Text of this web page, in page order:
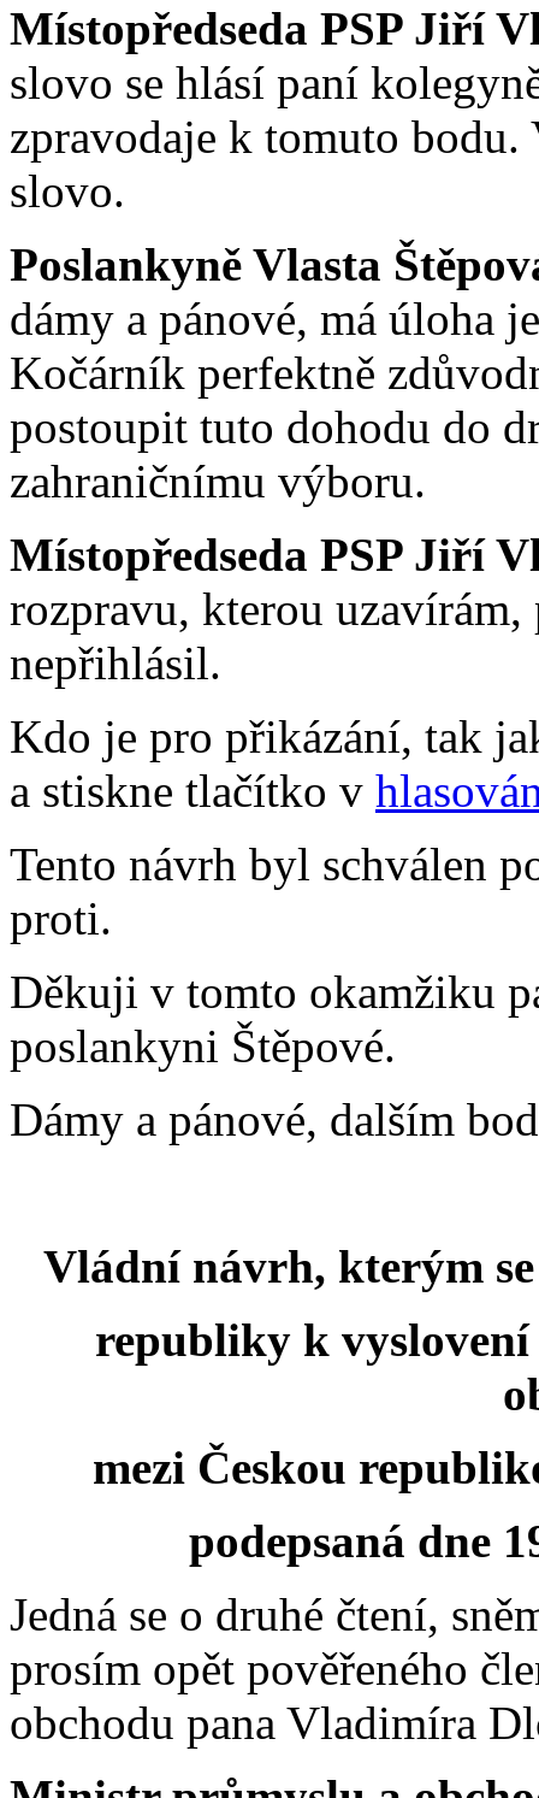
Místopředseda PSP Jiří
slovo se hlásí paní
zpravodaje k tomuto bodu.
slovo.
Poslankyně Vlasta
dámy a pánové, má úloha
Kočárník perfektně
postoupit tuto dohodu do
zahraničnímu výboru.
Místopředseda PSP Jiří
rozpravu, kterou
nepřihlásil.
Kdo je pro přikázání, tak
a stiskne tlačítko v
Tento návrh byl schválen
proti.
Děkuji v tomto okamžiku
poslankyni Štěpové.
Dámy a pánové, dalším
Vládní návrh, kterým
republiky k vyslovení
mezi Českou
podepsaná dne
Jedná se o druhé čtení,
prosím opět pověřeného
obchodu pana Vladimíra